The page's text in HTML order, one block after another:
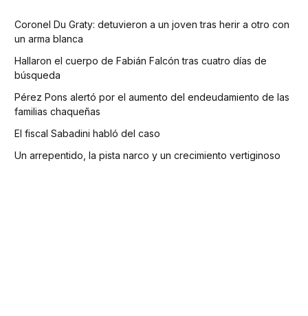
Coronel Du Graty: detuvieron a un joven tras herir a otro con
un arma blanca
Hallaron el cuerpo de Fabián Falcón tras cuatro días de
búsqueda
Pérez Pons alertó por el aumento del endeudamiento de las
familias chaqueñas
El fiscal Sabadini habló del caso
Un arrepentido, la pista narco y un crecimiento vertiginoso